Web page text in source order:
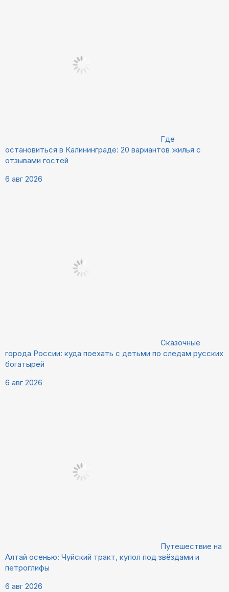
Где
остановиться в Калининграде: 20 вариантов жилья с
отзывами гостей
6 авг 2026
Сказочные
города России: куда поехать с детьми по следам русских
богатырей
6 авг 2026
Путешествие на
Алтай осенью: Чуйский тракт, купол под звёздами и
петроглифы
6 авг 2026